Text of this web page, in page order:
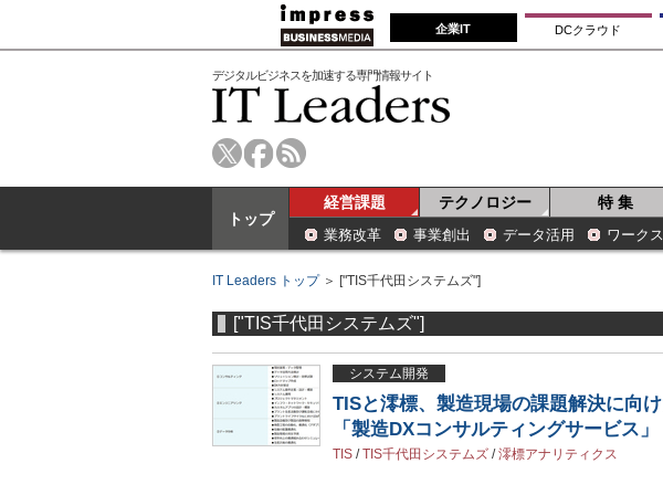
企業IT DCクラウド
デジタルビジネスを加速する専門情報サイト
トップ
経営課題 テクノロジー 特 集
業務改革 事業創出 データ活用 ワーク
IT Leaders トップ＞ ["TIS千代田システムズ"]
["TIS千代田システムズ"]
システム開発
TISと澪標、製造現場の課題解決に向
「製造DXコンサルティングサービス」
TIS /TIS千代田システムズ /澪標アナリティクス